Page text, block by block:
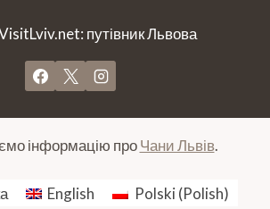
путівник Львова
інформацію проЧани Львів.
English Polski(Polish)